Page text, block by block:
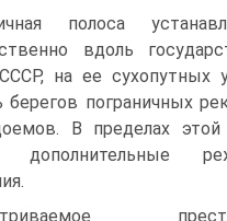
полоса
вдоль
на ее сухопутных
берегов пограничных
В пределах этой
дополнительные